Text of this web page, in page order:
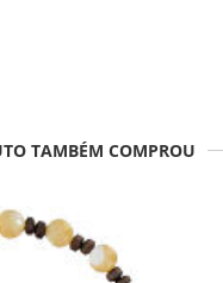
TAMBÉM COMPROU